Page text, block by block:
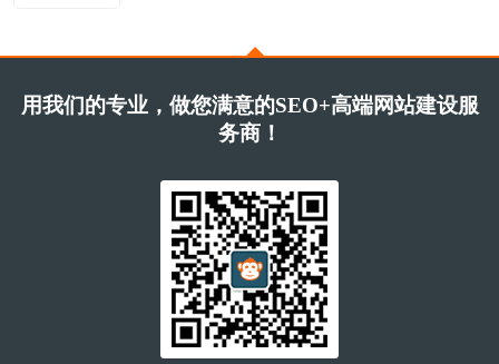
用我们的专业，做您满意的SEO+高端网站建设服
务商！